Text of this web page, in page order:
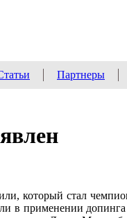
Партнеры
который стал
в применении